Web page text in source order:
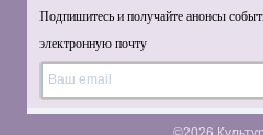
Подпишитесь и получайте анонсы
электронную почту